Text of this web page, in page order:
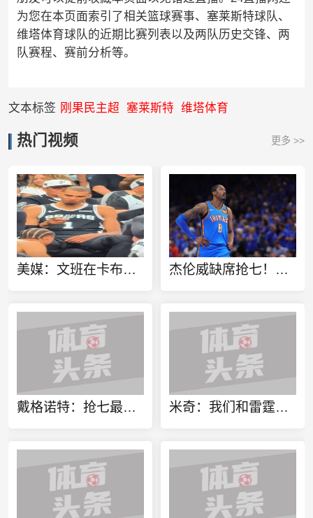
为您在本页面索引了相关篮球赛事、塞莱斯特球队、
维塔体育球队的近期比赛列表以及两队历史交锋、两
队赛程、赛前分析等。
文本标签 刚果民主超 塞莱斯特 维塔体育
热门视频 更多 >>
美媒：文班在卡布撞翻亚历山大后疑似鼓励卡布 我为你感到骄傲！ 杰伦威缺席抢七！雷霆主帅：伤情没任何反复 状态和G6赛前差不多
戴格诺特：抢七最想执教的球队是我们自己 最希望拥有的球员是SGA 米奇：我们和雷霆交手频繁 G7总体上没什么新内容 我们已做好准备